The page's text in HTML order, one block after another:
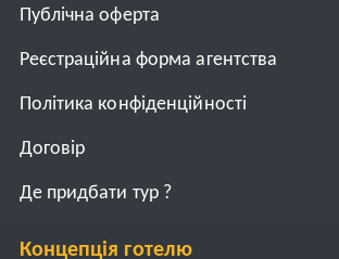
Публічна оферта
Реєстраційна форма агентства
Політика конфіденційності
Договiр
Де придбати тур ?
Концепція готелю